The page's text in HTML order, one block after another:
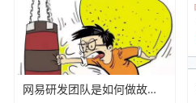
网易研发团队是如何做故障演练的？